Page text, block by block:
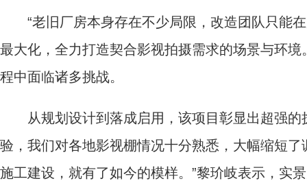
“老旧厂房本身存在不少局限，改造团队只能
最大化，全力打造契合影视拍摄需求的场景与环
程中面临诸多挑战。
从规划设计到落成启用，该项目彰显出超强的
验，我们对各地影视棚情况十分熟悉，大幅缩短
施工建设，就有了如今的模样。”黎玠岐表示，实